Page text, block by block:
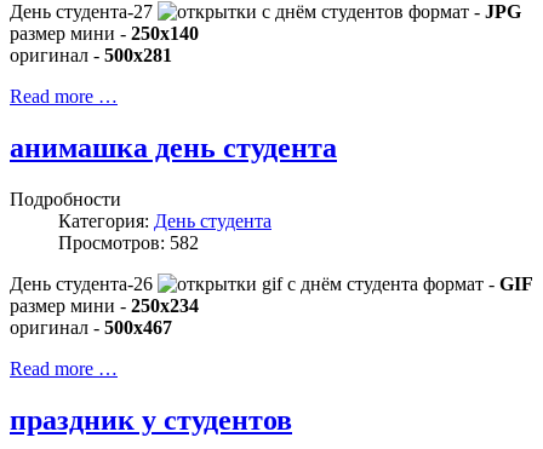
День студента-27
формат - JPG
размер мини - 250x140
оригинал - 500x281
Read more …
анимашка день студента
Подробности
Категория: День студента
Просмотров: 582
День студента-26
формат - GIF
размер мини - 250x234
оригинал - 500x467
Read more …
праздник у студентов